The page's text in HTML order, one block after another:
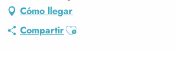
Cómo llegar
CompartirAjouter aux favoris